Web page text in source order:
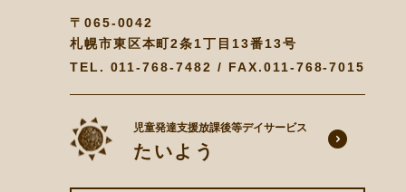
〒065-0042
札幌市東区本町2条1丁目13番13号
TEL. 011-768-7482 / FAX.011-768-7015
児童発達支援放課後等デイサービス
たいよう